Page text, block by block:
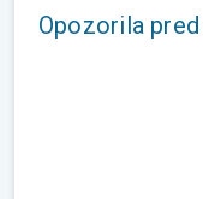
Opozorila